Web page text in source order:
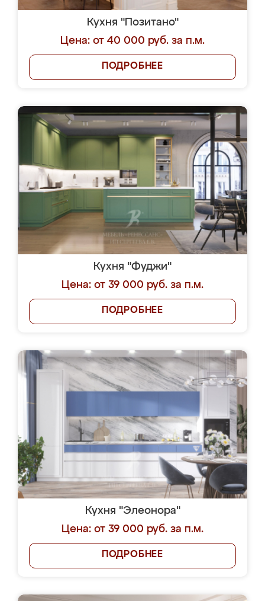
Кухня "Позитано"
Цена: от 40 000 руб. за п.м.
ПОДРОБНЕЕ
Кухня "Фуджи"
Цена: от 39 000 руб. за п.м.
ПОДРОБНЕЕ
Кухня "Элеонора"
Цена: от 39 000 руб. за п.м.
ПОДРОБНЕЕ